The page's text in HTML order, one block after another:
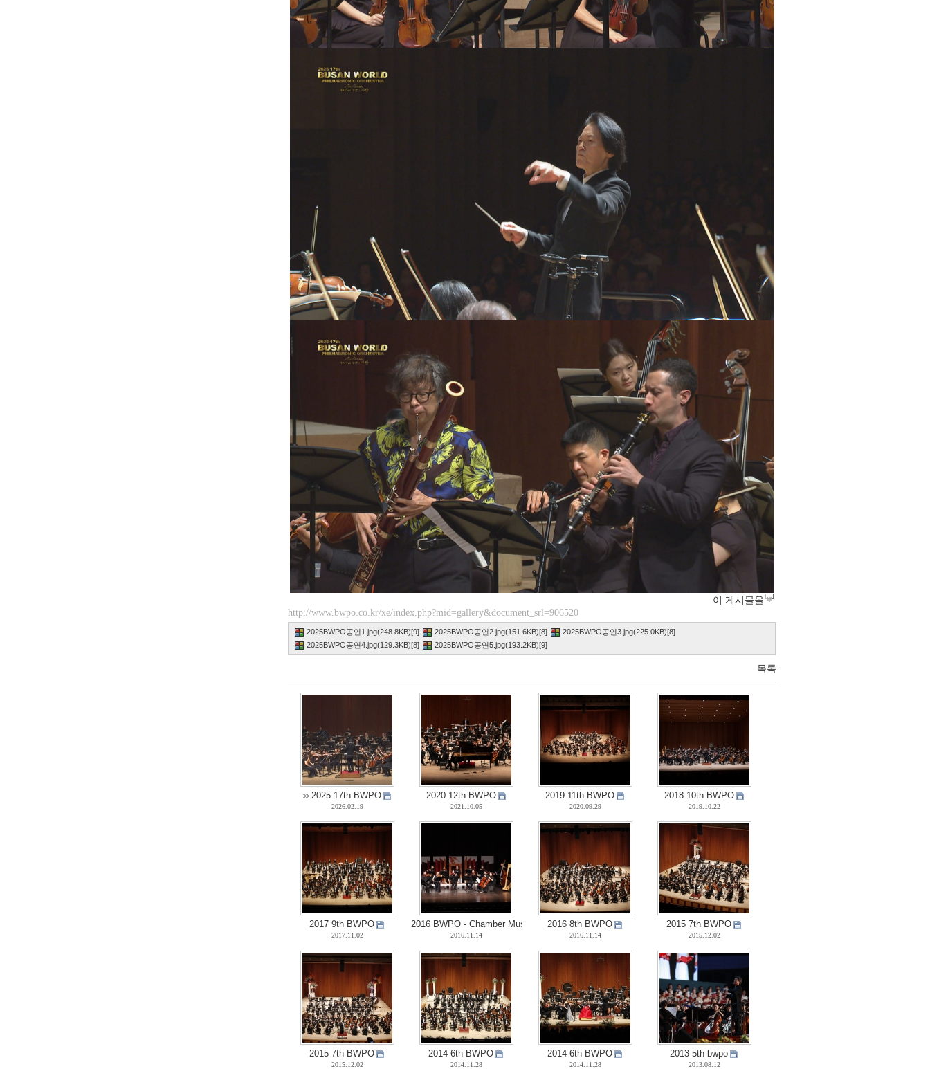
이 게시물을
http://www.bwpo.co.kr/xe/index.php?mid=gallery&document_srl=906520
2025BWPO공연1.jpg(248.8KB)[9] 2025BWPO공연2.jpg(151.6KB)[8]
2025BWPO공연3.jpg(225.0KB)[8]
2025BWPO공연4.jpg(129.3KB)[8]
2025BWPO공연5.jpg(193.2KB)[9]
목록
2025 17th BWPO
2026.02.19
2020 12th BWPO
2021.10.05
2019 11th BWPO
2020.09.29
2018 10th BWPO
2019.10.22
2017 9th BWPO
2017.11.02
2016 BWPO - Chamber Music Concert
2016.11.14
2016 8th BWPO
2016.11.14
2015 7th BWPO
2015.12.02
2015 7th BWPO
2015.12.02
2014 6th BWPO
2014.11.28
2014 6th BWPO
2014.11.28
2013 5th bwpo
2013.08.12